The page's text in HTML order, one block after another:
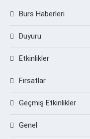
Burs Haberleri
Duyuru
Etkinlikler
Fırsatlar
Geçmiş Etkinlikler
Genel